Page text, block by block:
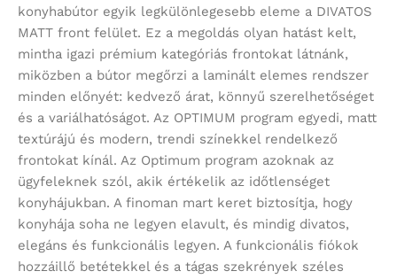
konyhabútor egyik legkülönlegesebb eleme a DIVATOS
MATT front felület. Ez a megoldás olyan hatást kelt,
mintha igazi prémium kategóriás frontokat látnánk,
miközben a bútor megőrzi a laminált elemes rendszer
minden előnyét: kedvező árat, könnyű szerelhetőséget
és a variálhatóságot. Az OPTIMUM program egyedi, matt
textúrájú és modern, trendi színekkel rendelkező
frontokat kínál. Az Optimum program azoknak az
ügyfeleknek szól, akik értékelik az időtlenséget
konyhájukban. A finoman mart keret biztosítja, hogy
konyhája soha ne legyen elavult, és mindig divatos,
elegáns és funkcionális legyen. A funkcionális fiókok
hozzáillő betétekkel és a tágas szekrények széles